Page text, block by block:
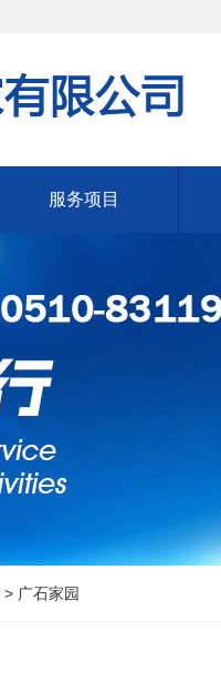
服务项目
> 广石家园